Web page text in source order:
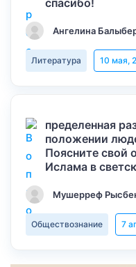
спасибо!
Ангелина
Литература 10 мая,
пределенная
положении
Поясните свой
Ислама в
Мушерреф
Обществознание 7